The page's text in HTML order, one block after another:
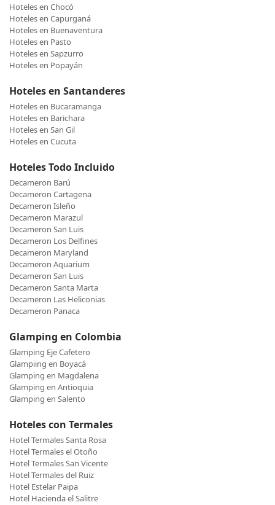
Hoteles en Chocó
Hoteles en Capurganá
Hoteles en Buenaventura
Hoteles en Pasto
Hoteles en Sapzurro
Hoteles en Popayán
Hoteles en Santanderes
Hoteles en Bucaramanga
Hoteles en Barichara
Hoteles en San Gil
Hoteles en Cucuta
Hoteles Todo Incluido
Decameron Barú
Decameron Cartagena
Decameron Isleño
Decameron Marazul
Decameron San Luis
Decameron Los Delfines
Decameron Maryland
Decameron Aquarium
Decameron San Luis
Decameron Santa Marta
Decameron Las Heliconias
Decameron Panaca
Glamping en Colombia
Glamping Eje Cafetero
Glampiing en Boyacá
Glamping en Magdalena
Glamping en Antioquia
Glamping en Salento
Hoteles con Termales
Hotel Termales Santa Rosa
Hotel Termales el Otoño
Hotel Termales San Vicente
Hotel Termales del Ruiz
Hotel Estelar Paipa
Hotel Hacienda el Salitre